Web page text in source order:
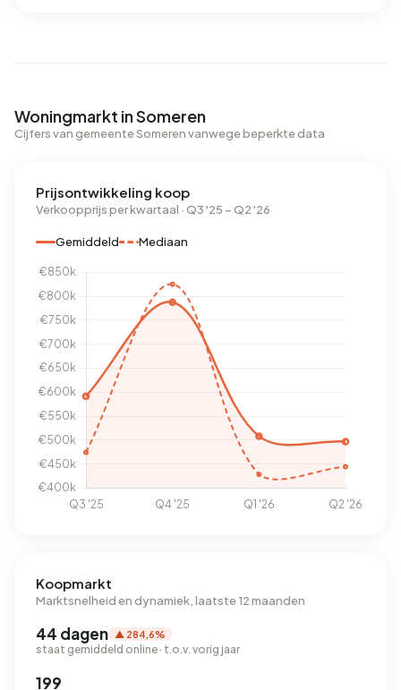
Woningmarkt in Someren
Cijfers van gemeente Someren vanwege beperkte data
Prijsontwikkeling koop
Verkoopprijs per kwartaal · Q3 '25 – Q2 '26
Gemiddeld Mediaan
Koopmarkt
Marktsnelheid en dynamiek, laatste 12 maanden
44 dagen ▲ 284,6%
staat gemiddeld online · t.o.v. vorig jaar
199